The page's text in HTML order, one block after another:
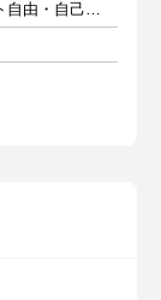
週3日以上 1日5時間以上 シフト自由・自己申告